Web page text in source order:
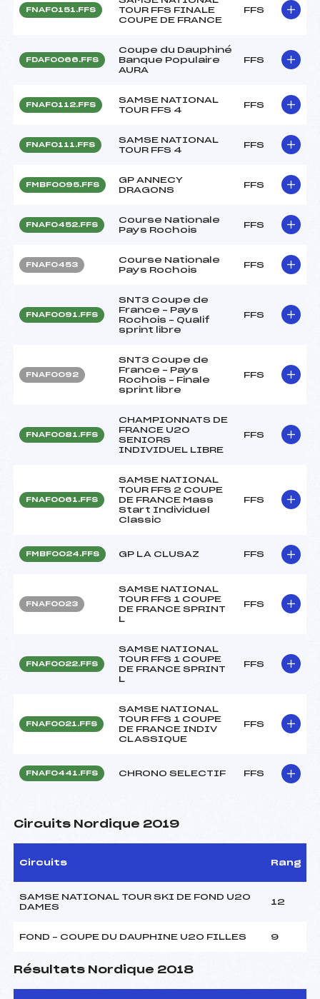
FNAF0151.FFS
TOUR FFS FINALE
COUPE DE FRANCE
FFS
FDAF0066.FFS
Coupe du Dauphiné
Banque Populaire
AURA
FFS
FNAF0112.FFS
SAMSE NATIONAL
TOUR FFS 4
FFS
FNAF0111.FFS
SAMSE NATIONAL
TOUR FFS 4
FFS
FMBF0095.FFS
GP ANNECY
DRAGONS
FFS
FNAF0452.FFS
Course Nationale
Pays Rochois
FFS
FNAF0453
Course Nationale
Pays Rochois
FFS
FNAF0091.FFS
SNT3 Coupe de
France – Pays
Rochois – Qualif
sprint libre
FFS
FNAF0092
SNT3 Coupe de
France – Pays
Rochois – Finale
sprint libre
FFS
FNAF0081.FFS
CHAMPIONNATS DE
FRANCE U20
SENIORS
INDIVIDUEL LIBRE
FFS
FNAF0061.FFS
SAMSE NATIONAL
TOUR FFS 2 COUPE
DE FRANCE Mass
Start Individuel
Classic
FFS
FMBF0024.FFS GP LA CLUSAZ FFS
FNAF0023
SAMSE NATIONAL
TOUR FFS 1 COUPE
DE FRANCE SPRINT
L
FFS
FNAF0022.FFS
SAMSE NATIONAL
TOUR FFS 1 COUPE
DE FRANCE SPRINT
L
FFS
FNAF0021.FFS
SAMSE NATIONAL
TOUR FFS 1 COUPE
DE FRANCE INDIV
CLASSIQUE
FFS
FNAF0441.FFS CHRONO SELECTIF FFS
Circuits Nordique 2019
Circuits Rang
SAMSE NATIONAL TOUR SKI DE FOND U20
DAMES
12
FOND – COUPE DU DAUPHINE U20 FILLES 9
Résultats Nordique 2018